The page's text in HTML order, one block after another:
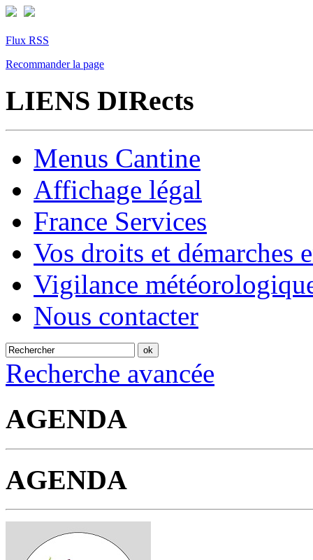
Flux RSS
Recommander la page
LIENS DIRects
Menus Cantine
Affichage légal
France Services
Vos droits et démarches
Vigilance
Nous contacter
Recherche avancée
AGENDA
AGENDA